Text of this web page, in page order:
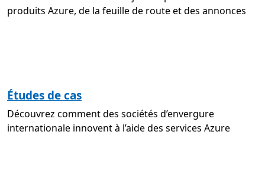
produits Azure, de la feuille de route et des annonces
Études de cas
Découvrez comment des sociétés d’envergure
internationale innovent à l’aide des services Azure